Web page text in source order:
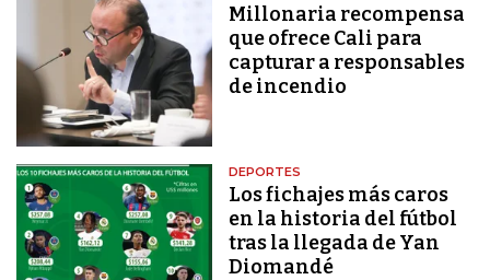
Millonaria recompensa
que ofrece Cali para
capturar a responsables
de incendio
DEPORTES
Los fichajes más caros
en la historia del fútbol
tras la llegada de Yan
Diomandé